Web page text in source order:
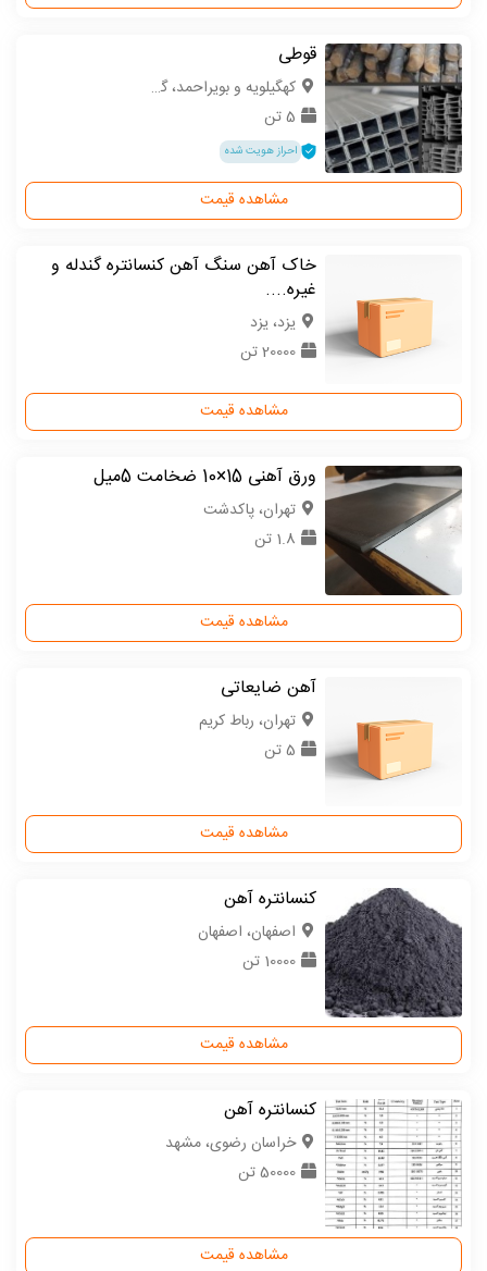
قوطی
کهگیلویه و بویراحمد، گچساران
5 تن
احراز هویت شده
مشاهده قیمت
خاک آهن سنگ آهن کنسانتره گندله و
غیره....
یزد، یزد
20000 تن
مشاهده قیمت
ورق آهنی 15×10 ضخامت 5میل
تهران، پاکدشت
1.8 تن
مشاهده قیمت
آهن ضایعاتی
تهران، رباط کریم
5 تن
مشاهده قیمت
کنسانتره آهن
اصفهان، اصفهان
10000 تن
مشاهده قیمت
کنسانتره آهن
خراسان رضوی، مشهد
50000 تن
مشاهده قیمت